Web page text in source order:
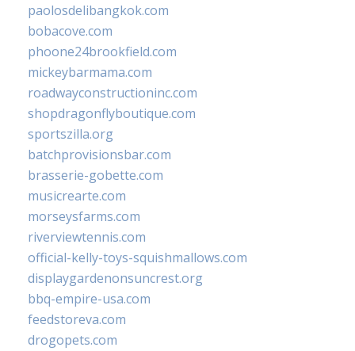
paolosdelibangkok.com
bobacove.com
phoone24brookfield.com
mickeybarmama.com
roadwayconstructioninc.com
shopdragonflyboutique.com
sportszilla.org
batchprovisionsbar.com
brasserie-gobette.com
musicrearte.com
morseysfarms.com
riverviewtennis.com
official-kelly-toys-squishmallows.com
displaygardenonsuncrest.org
bbq-empire-usa.com
feedstoreva.com
drogopets.com